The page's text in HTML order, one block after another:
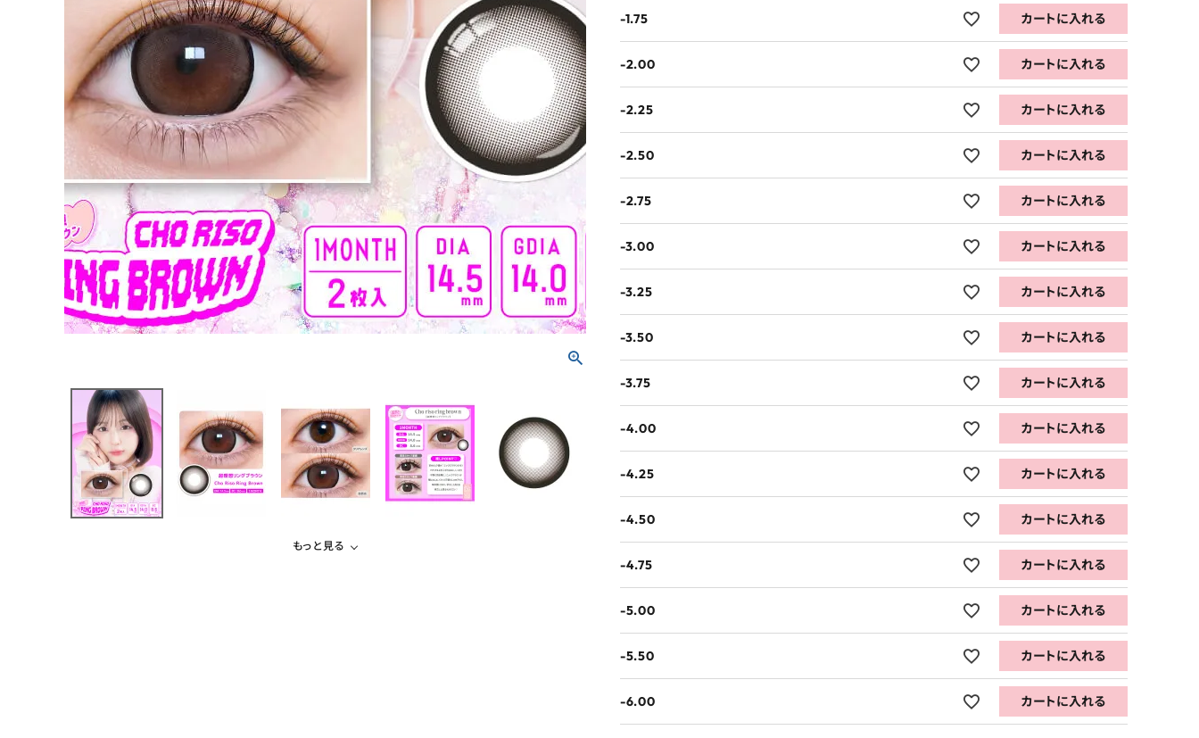
ブログページ
もっと見る
-1.75 カートに入れる
-2.00 カートに入れる
-2.25 カートに入れる
-2.50 カートに入れる
-2.75 カートに入れる
-3.00 カートに入れる
-3.25 カートに入れる
-3.50 カートに入れる
-3.75 カートに入れる
-4.00 カートに入れる
-4.25 カートに入れる
-4.50 カートに入れる
-4.75 カートに入れる
-5.00 カートに入れる
-5.50 カートに入れる
-6.00 カートに入れる